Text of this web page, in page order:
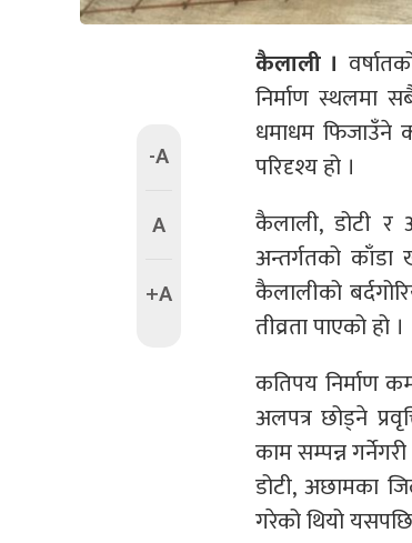
-A
A
+A
कैलाली ।
निर्माण स्थलमा
धमाधम फिजाउँने
परिदृश्य हो ।
कैलाली, डोटी र
अन्तर्गतको
कैलालीको
तीव्रता पाएको हो ।
कतिपय निर्माण
अलपत्र छोड्ने
काम सम्पन्न
डोटी, अछामका
गरेको थियो